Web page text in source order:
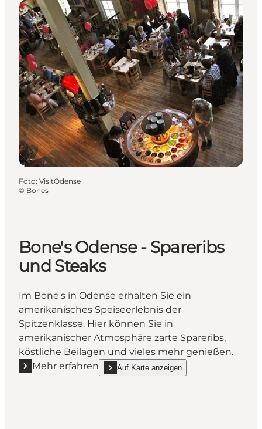
Foto: VisitOdense
© Bones
Bone's Odense - Spareribs
und Steaks
Im Bone's in Odense erhalten Sie ein
amerikanisches Speiseerlebnis der
Spitzenklasse. Hier können Sie in
amerikanischer Atmosphäre zarte Spareribs,
köstliche Beilagen und vieles mehr genießen.
Mehr erfahren
Mehr erfahren "Bone's Odense - Spareribs und
Auf Karte anzeigen
show Bone's Odense - Spareribs und Steaks